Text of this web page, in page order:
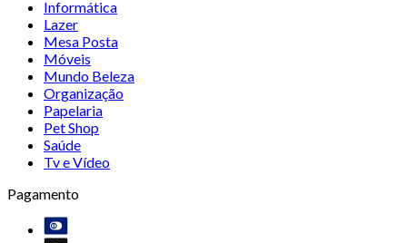
Informática
Lazer
Mesa Posta
Móveis
Mundo Beleza
Organização
Papelaria
Pet Shop
Saúde
Tv e Vídeo
Pagamento